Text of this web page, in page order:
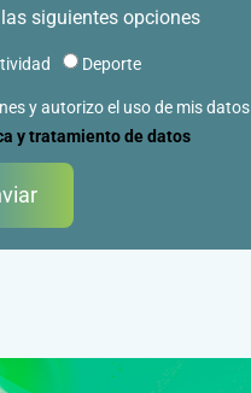
siguientes opciones
Deporte
y autorizo el uso de mis datos
y tratamiento de datos